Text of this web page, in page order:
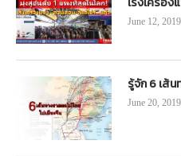
June 12, 2019
รู้จัก 6 เส้น
June 20, 2019